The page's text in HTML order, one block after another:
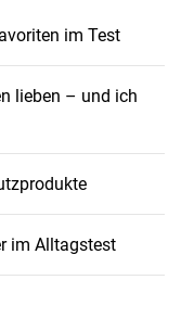
im Test
lieben – und ich
im Alltagstest